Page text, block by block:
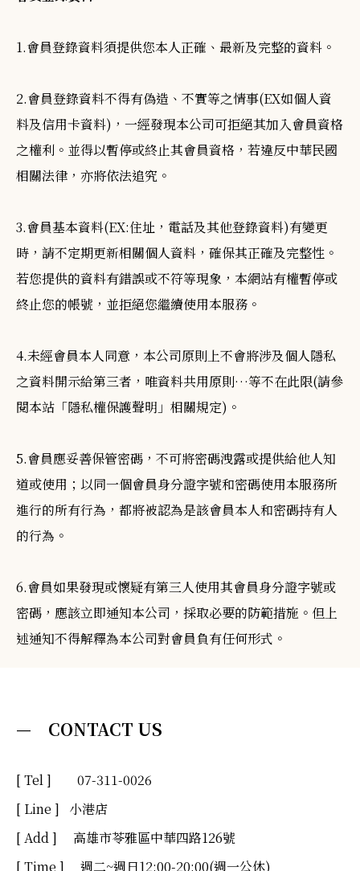
1.會員登錄資料須提供您本人正確、最新及完整的資料。
2.會員登錄資料不得有偽造、不實等之情事(EX如個人資
料及信用卡資料)，一經發現本公司可拒絕其加入會員資格
之權利。並得以暫停或終止其會員資格，若違反中華民國
相關法律，亦將依法追究。
3.會員基本資料(EX:住址，電話及其他登錄資料)有變更
時，請不定期更新相關個人資料，確保其正確及完整性。
若您提供的資料有錯誤或不符等現象，本網站有權暫停或
終止您的帳號，並拒絕您繼續使用本服務。
4.未經會員本人同意，本公司原則上不會將涉及個人隱私
之資料開示給第三者，唯資料共用原則…等不在此限(請參
閱本站「隱私權保護聲明」相關規定)。
5.會員應妥善保管密碼，不可將密碼洩露或提供給他人知
道或使用；以同一個會員身分證字號和密碼使用本服務所
進行的所有行為，都將被認為是該會員本人和密碼持有人
的行為。
6.會員如果發現或懷疑有第三人使用其會員身分證字號或
密碼，應該立即通知本公司，採取必要的防範措施。但上
述通知不得解釋為本公司對會員負有任何形式。
— CONTACT US
[ Tel ] 07-311-0026
[ Line ] 小港店
[ Add ] 高雄市苓雅區中華四路126號
[ Time ] 週二~週日12:00-20:00(週一公休)